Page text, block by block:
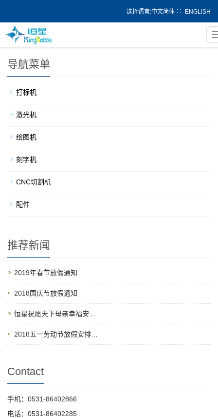
选择语言:中文简体 ∷ ENGLISH
当前位置：
导航菜单
打标机
激光机
绘图机
刻字机
CNC切割机
配件
推荐新闻
2019年春节放假通知
2018国庆节放假通知
恒星祝愿天下母亲幸福安…
2018五一劳动节放假安排…
Contact
手机：0531-86402866
电话：0531-86402285